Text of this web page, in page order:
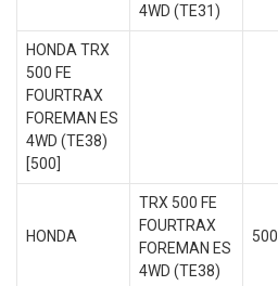
4WD (TE31)
HONDA TRX
500 FE
FOURTRAX
FOREMAN ES
4WD (TE38)
[500]
HONDA
TRX 500 FE
FOURTRAX
FOREMAN ES
4WD (TE38)
500